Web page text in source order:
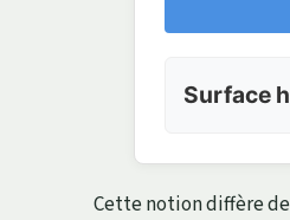
Surface
Cette notion diffère